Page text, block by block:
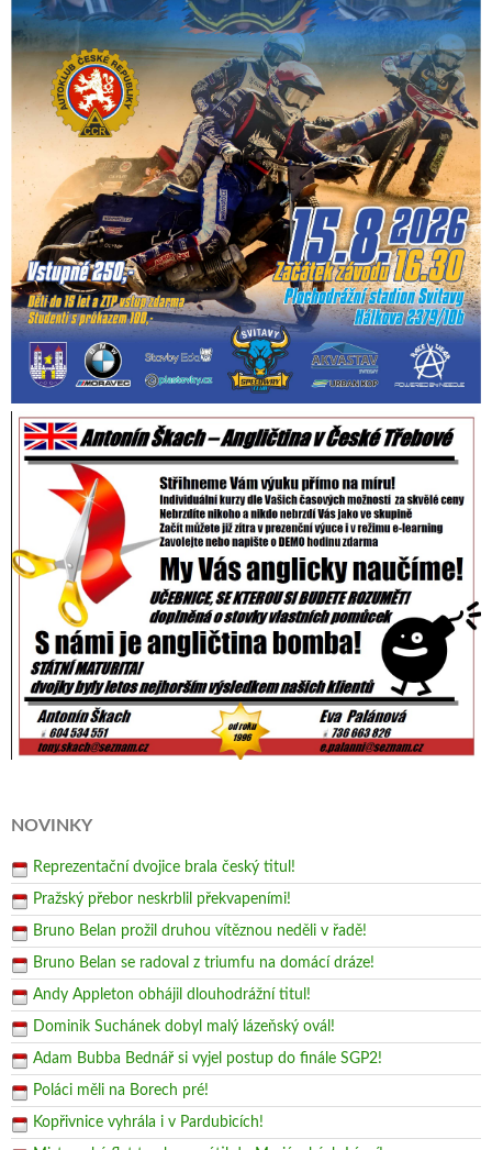
NOVINKY
Reprezentační dvojice brala český titul!
Pražský přebor neskrblil překvapeními!
Bruno Belan prožil druhou vítěznou neděli v řadě!
Bruno Belan se radoval z triumfu na domácí dráze!
Andy Appleton obhájil dlouhodrážní titul!
Dominik Suchánek dobyl malý lázeňský ovál!
Adam Bubba Bednář si vyjel postup do finále SGP2!
Poláci měli na Borech pré!
Kopřivnice vyhrála i v Pardubicích!